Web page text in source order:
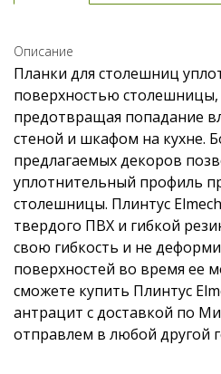
Описание
Планки для столешниц
поверхностью
предотвращая попадание
стеной и шкафом на кухне.
предлагаемых декоров
уплотнительный профиль
столешницы. Плинтус
твердого ПВХ и гибкой
свою гибкость и не
поверхностей во время ее
сможете купить Плинтус
антрацит с доставкой по
отправлем в любой другой